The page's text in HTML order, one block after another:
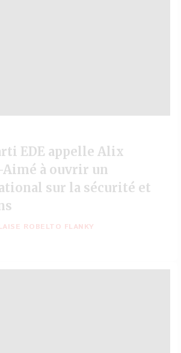
EDE appelle Alix
à ouvrir un
sur la sécurité et
ROBELTO FLANKY